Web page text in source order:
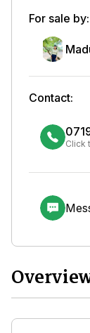
For sale by:
Contact:
Click